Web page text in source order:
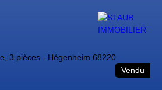
VENDRE NOS AVIS CONTACT
Vendu